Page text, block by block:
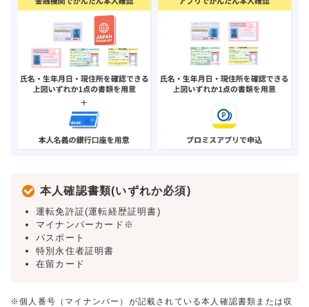
本人確認書類(いずれか必須)
運転免許証(運転経歴証明書)
マイナンバーカード※
パスポート
特別永住者証明書
在留カード
※個人番号（マイナンバー）が記載されている本人確認書類または収